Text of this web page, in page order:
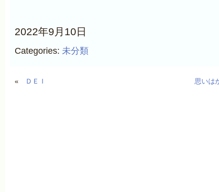
2022年9月10日
Categories: 未分類
« ＤＥＩ 思いは